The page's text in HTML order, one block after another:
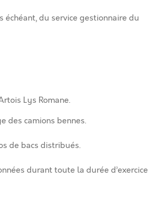
du service gestionnaire du
Lys Romane.
des camions bennes.
de bacs distribués.
durant toute la durée d’exercice